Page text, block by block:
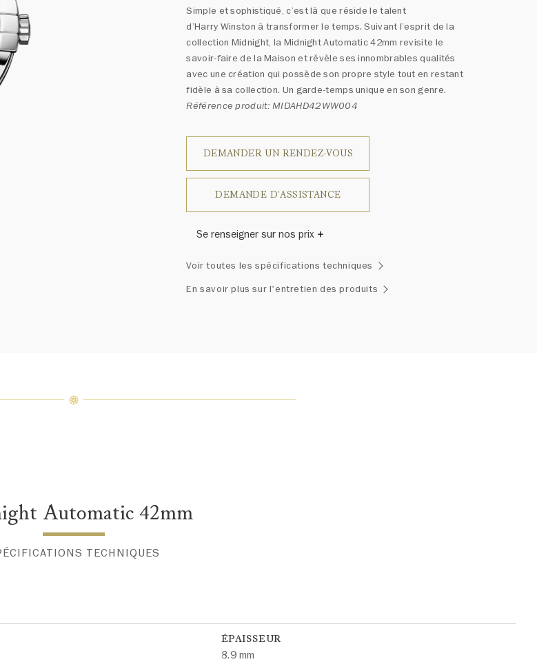
Simple et sophistiqué, c’est là que réside le talent
d’Harry Winston à transformer le temps. Suivant l’esprit de la
collection Midnight, la Midnight Automatic 42mm revisite le
savoir-faire de la Maison et révèle ses innombrables qualités
avec une création qui possède son propre style tout en restant
fidèle à sa collection. Un garde-temps unique en son genre.
Référence produit: MIDAHD42WW004
DEMANDER UN RENDEZ-VOUS
DEMANDE D'ASSISTANCE
Se renseigner sur nos prix
ressemblent.» Chaque bijou de la Maison Harry Winston présente
un assemblage exclusif de diamants uniques et de pierres
précieuses, le poids en carats et la quantité de pierres peuvent
Voir toutes les spécifications techniques
En savoir plus sur l'entretien des produits
Automatic 42mm
TECHNIQUES
ÉPAISSEUR
8.9 mm